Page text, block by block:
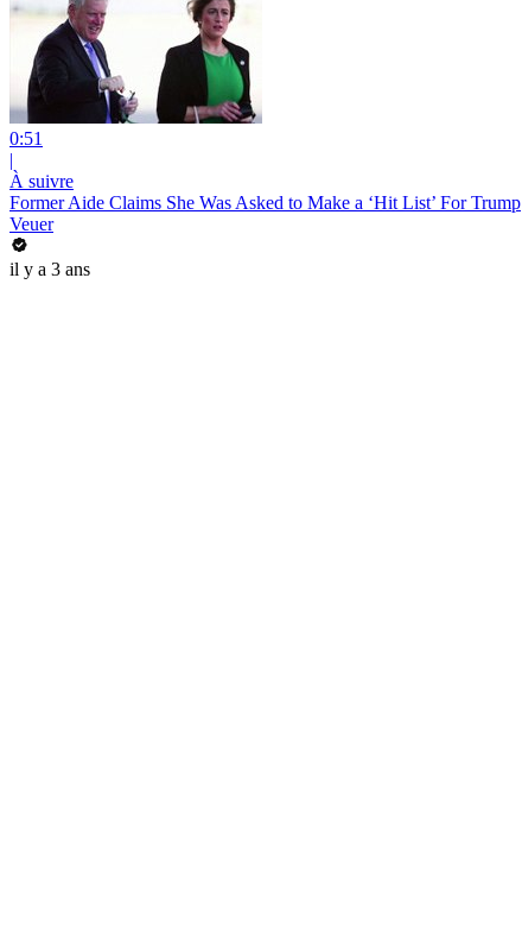
0:51
|
À suivre
Former Aide Claims She Was Asked to Make a ‘Hit List’ For Trump
Veuer
il y a 3 ans